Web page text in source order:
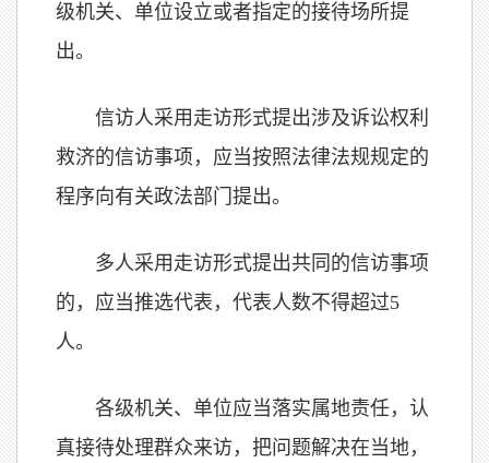
级机关、单位设立或者指定的接待场所提
出。
信访人采用走访形式提出涉及诉讼权利
救济的信访事项，应当按照法律法规规定的
程序向有关政法部门提出。
多人采用走访形式提出共同的信访事项
的，应当推选代表，代表人数不得超过5
人。
各级机关、单位应当落实属地责任，认
真接待处理群众来访，把问题解决在当地，